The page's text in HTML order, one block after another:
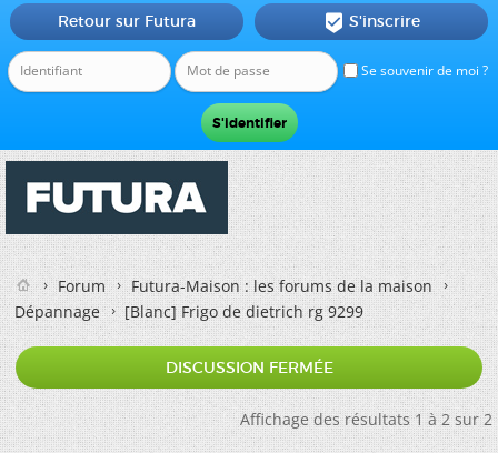
Se souvenir de moi ?
Retour sur Futura  S'inscrire
Forum
Futura-Maison : les forums de la maison
Dépannage
[Blanc]Frigo de dietrich rg 9299
DISCUSSION FERMÉE
Affichage des résultats 1 à 2 sur 2